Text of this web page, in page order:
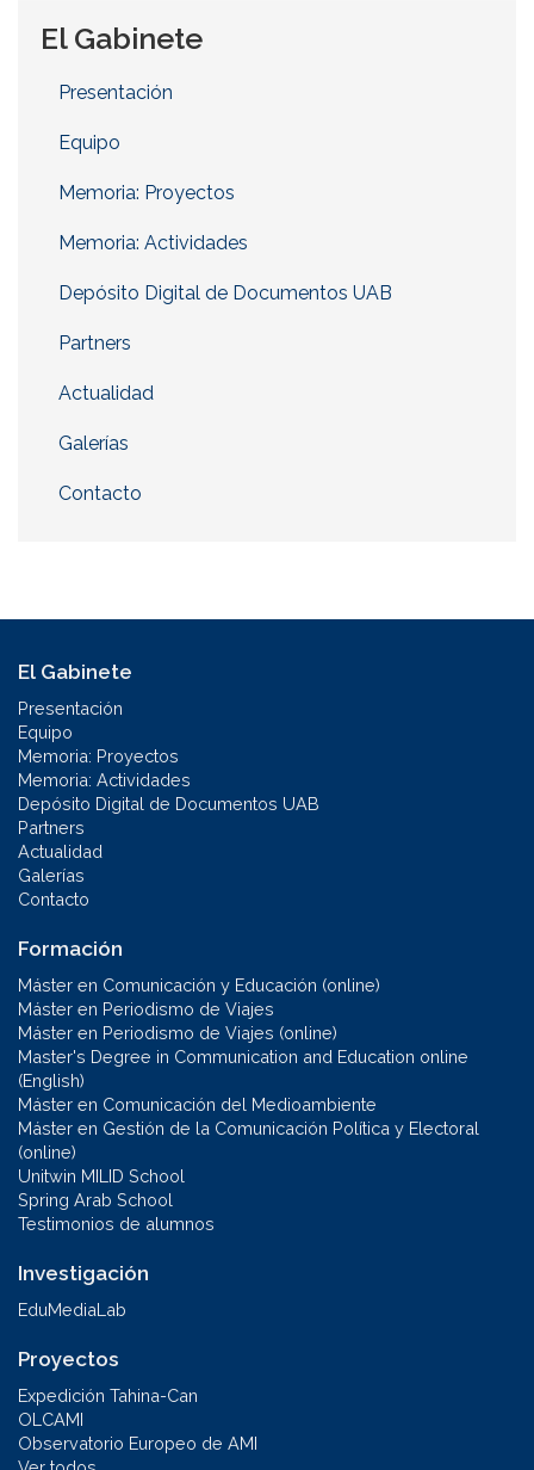
El Gabinete
Presentación
Equipo
Memoria: Proyectos
Memoria: Actividades
Depósito Digital de Documentos UAB
Partners
Actualidad
Galerías
Contacto
El Gabinete
Presentación
Equipo
Memoria: Proyectos
Memoria: Actividades
Depósito Digital de Documentos UAB
Partners
Actualidad
Galerías
Contacto
Formación
Máster en Comunicación y Educación (online)
Máster en Periodismo de Viajes
Máster en Periodismo de Viajes (online)
Master's Degree in Communication and Education online
(English)
Máster en Comunicación del Medioambiente
Máster en Gestión de la Comunicación Política y Electoral
(online)
Unitwin MILID School
Spring Arab School
Testimonios de alumnos
Investigación
EduMediaLab
Proyectos
Expedición Tahina-Can
OLCAMI
Observatorio Europeo de AMI